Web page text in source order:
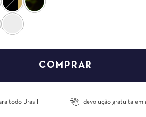
todo Brasil devolução gratuita em